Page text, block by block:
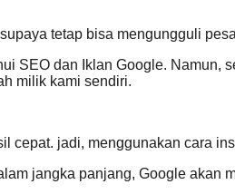
tetap bisa mengungguli
SEO dan Iklan Google.
milik kami sendiri.
cepat. jadi, menggunakan cara
jangka panjang, Google